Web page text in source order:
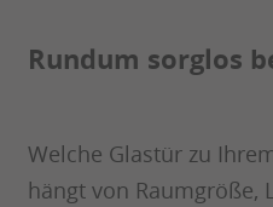
Rundum sorglos
Welche Glastür zu
hängt von Raumgröße,